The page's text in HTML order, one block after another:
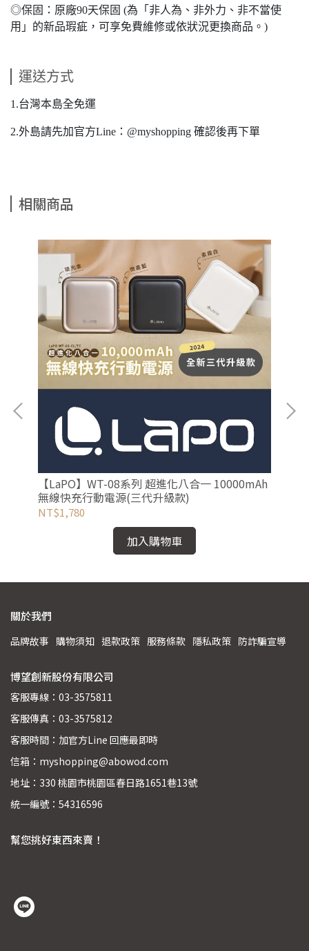
◎保固：原廠90天保固 (為「非人為、非外力、非不當使
用」的新品瑕疵，可享免費維修或依狀況更換商品。)
運送方式
1.台灣本島全免運
2.外島請先加官方Line：@myshopping 確認後再下單
相關商品
【LaPO】WT-08系列 超進化八合一 10000mAh
無線快充行動電源(三代升級款)
NT$1,780
加入購物車
關於我們
品牌故事 購物須知 退款政策 服務條款 隱私政策 防詐騙宣導
博望創新股份有限公司
客服專線：03-3575811
客服傳真：03-3575812
客服時間：加官方Line 回應最即時
信箱：myshopping@abowod.com
地址：330 桃園市桃園區春日路1651巷13號
統一編號：54316596
幫您挑好東西來賣！